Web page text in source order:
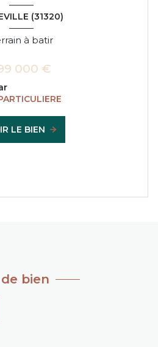
(31320)
à batir
000 €
LE BIEN
bien